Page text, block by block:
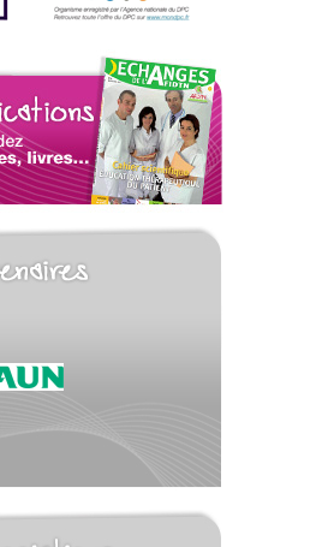
voir tous les partenaires